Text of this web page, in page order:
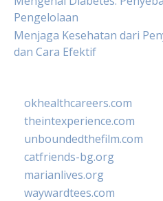
Pengelolaan
Menjaga Kesehatan dari
dan Cara Efektif
okhealthcareers.com
theintexperience.com
unboundedthefilm.com
catfriends-bg.org
marianlives.org
waywardtees.com